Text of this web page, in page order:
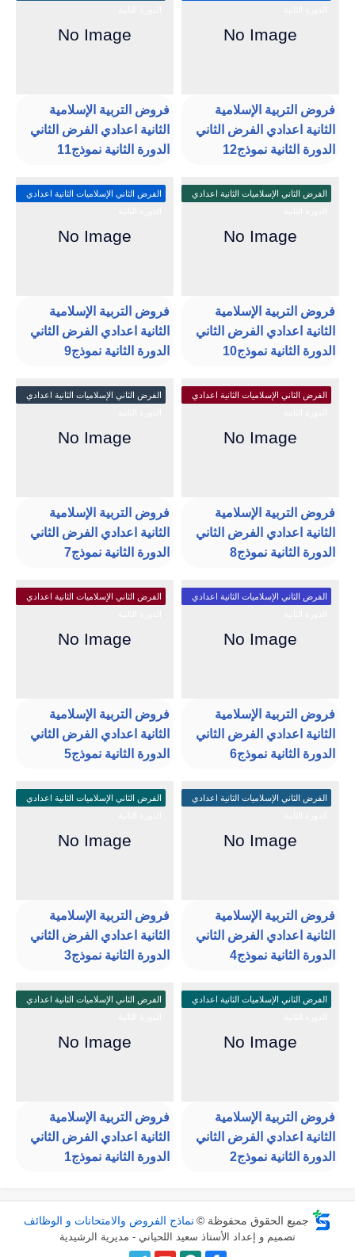
فروض التربية الإسلامية
الثانية اعدادي الفرض الثاني
الدورة الثانية نموذج12
فروض التربية الإسلامية
الثانية اعدادي الفرض الثاني
الدورة الثانية نموذج11
الفرض الثاني الإسلاميات الثانية اعدادي
فروض التربية الإسلامية
الثانية اعدادي الفرض الثاني
الدورة الثانية نموذج10
الفرض الثاني الإسلاميات الثانية اعدادي
فروض التربية الإسلامية
الثانية اعدادي الفرض الثاني
الدورة الثانية نموذج9
الفرض الثاني الإسلاميات الثانية اعدادي
فروض التربية الإسلامية
الثانية اعدادي الفرض الثاني
الدورة الثانية نموذج8
الفرض الثاني الإسلاميات الثانية اعدادي
فروض التربية الإسلامية
الثانية اعدادي الفرض الثاني
الدورة الثانية نموذج7
الفرض الثاني الإسلاميات الثانية اعدادي
فروض التربية الإسلامية
الثانية اعدادي الفرض الثاني
الدورة الثانية نموذج6
الفرض الثاني الإسلاميات الثانية اعدادي
فروض التربية الإسلامية
الثانية اعدادي الفرض الثاني
الدورة الثانية نموذج5
الفرض الثاني الإسلاميات الثانية اعدادي
فروض التربية الإسلامية
الثانية اعدادي الفرض الثاني
الدورة الثانية نموذج4
الفرض الثاني الإسلاميات الثانية اعدادي
فروض التربية الإسلامية
الثانية اعدادي الفرض الثاني
الدورة الثانية نموذج3
الفرض الثاني الإسلاميات الثانية اعدادي
فروض التربية الإسلامية
الثانية اعدادي الفرض الثاني
الدورة الثانية نموذج2
الفرض الثاني الإسلاميات الثانية اعدادي
فروض التربية الإسلامية
الثانية اعدادي الفرض الثاني
الدورة الثانية نموذج1
جميع الحقوق محفوظة © نماذج الفروض والامتحانات و الوظائف
تصميم و إعداد الأستاذ سعيد اللحياني - مديرية الرشيدية